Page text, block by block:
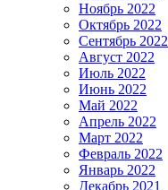
Ноябрь 2022
Октябрь 2022
Сентябрь 2022
Август 2022
Июль 2022
Июнь 2022
Май 2022
Апрель 2022
Март 2022
Февраль 2022
Январь 2022
Декабрь 2021